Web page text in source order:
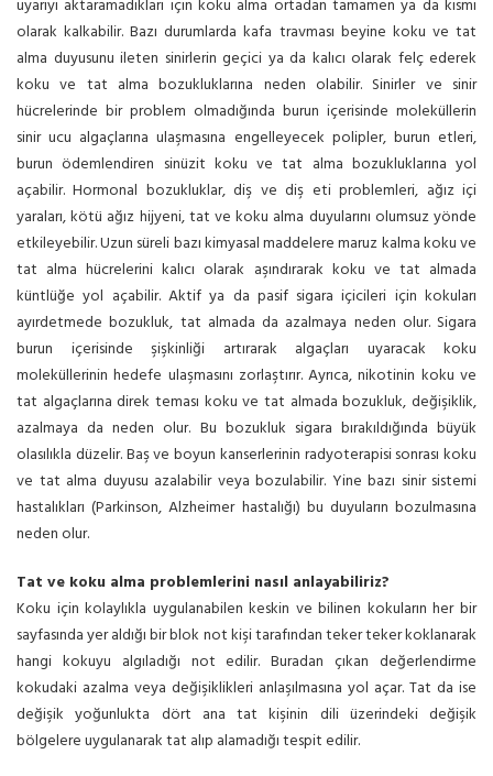
uyarıyı aktaramadıkları için koku alma ortadan tamamen ya da kısmi
olarak kalkabilir. Bazı durumlarda kafa travması beyine koku ve tat
alma duyusunu ileten sinirlerin geçici ya da kalıcı olarak felç ederek
koku ve tat alma bozukluklarına neden olabilir. Sinirler ve sinir
hücrelerinde bir problem olmadığında burun içerisinde moleküllerin
sinir ucu algaçlarına ulaşmasına engelleyecek polipler, burun etleri,
burun ödemlendiren sinüzit koku ve tat alma bozukluklarına yol
açabilir. Hormonal bozukluklar, diş ve diş eti problemleri, ağız içi
yaraları, kötü ağız hijyeni, tat ve koku alma duyularını olumsuz yönde
etkileyebilir. Uzun süreli bazı kimyasal maddelere maruz kalma koku ve
tat alma hücrelerini kalıcı olarak aşındırarak koku ve tat almada
küntlüğe yol açabilir. Aktif ya da pasif sigara içicileri için kokuları
ayırdetmede bozukluk, tat almada da azalmaya neden olur. Sigara
burun içerisinde şişkinliği artırarak algaçları uyaracak koku
moleküllerinin hedefe ulaşmasını zorlaştırır. Ayrıca, nikotinin koku ve
tat algaçlarına direk teması koku ve tat almada bozukluk, değişiklik,
azalmaya da neden olur. Bu bozukluk sigara bırakıldığında büyük
olasılıkla düzelir. Baş ve boyun kanserlerinin radyoterapisi sonrası koku
ve tat alma duyusu azalabilir veya bozulabilir. Yine bazı sinir sistemi
hastalıkları (Parkinson, Alzheimer hastalığı) bu duyuların bozulmasına
neden olur.
Tat ve koku alma problemlerini nasıl anlayabiliriz?
Koku için kolaylıkla uygulanabilen keskin ve bilinen kokuların her bir
sayfasında yer aldığı bir blok not kişi tarafından teker teker koklanarak
hangi kokuyu algıladığı not edilir. Buradan çıkan değerlendirme
kokudaki azalma veya değişiklikleri anlaşılmasına yol açar. Tat da ise
değişik yoğunlukta dört ana tat kişinin dili üzerindeki değişik
bölgelere uygulanarak tat alıp alamadığı tespit edilir.